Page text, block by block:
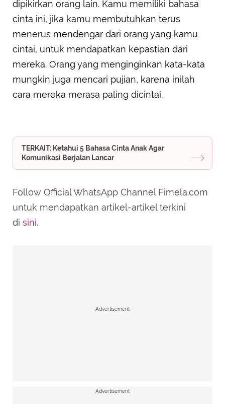
dipikirkan orang lain. Kamu memiliki bahasa
cinta ini, jika kamu membutuhkan terus
menerus mendengar dari orang yang kamu
cintai, untuk mendapatkan kepastian dari
mereka. Orang yang menginginkan kata-kata
mungkin juga mencari pujian, karena inilah
cara mereka merasa paling dicintai.
TERKAIT: Ketahui 5 Bahasa Cinta Anak Agar
Komunikasi Berjalan Lancar
Follow Official WhatsApp Channel Fimela.com
untuk mendapatkan artikel-artikel terkini
di sini.
Advertisement
Advertisement